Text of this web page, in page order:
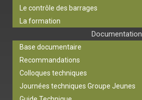
Le contrôle des barrages
La formation
Documentation
Base documentaire
Recommandations
Colloques techniques
Journées techniques Groupe Jeunes